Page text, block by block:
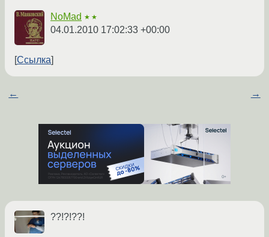
NoMad ★★
04.01.2010 17:02:33 +00:00
Ссылка
← →
??!?!??!